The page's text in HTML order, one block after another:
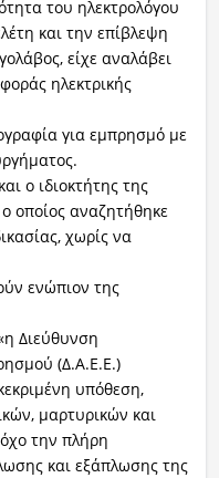
του ηλεκτρολόγου
και την επίβλεψη
είχε αναλάβει
ηλεκτρικής
για εμπρησμό με
ο ιδιοκτήτης της
οποίος αναζητήθηκε
χωρίς να
ενώπιον της
Διεύθυνση
(Δ.Α.Ε.Ε.)
υπόθεση,
μαρτυρικών και
την πλήρη
και εξάπλωσης της